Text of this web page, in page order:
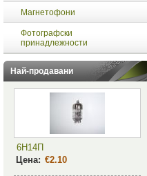
Магнетофони
Фотографски
принадлежности
Най-продавани
6Н14П
Цена: €2.10